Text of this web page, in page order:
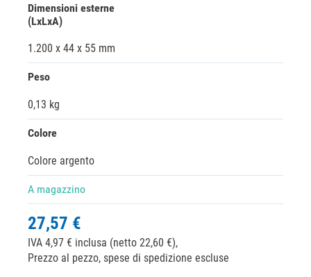
Dimensioni esterne
(LxLxA)
1.200 x 44 x 55 mm
Peso
0,13 kg
Colore
Colore argento
A magazzino
27,57 €
IVA 4,97 € inclusa (netto 22,60 €),
Prezzo al pezzo, spese di spedizione escluse